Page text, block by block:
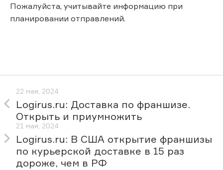
Пожалуйста, учитывайте информацию при
планировании отправлений.
22 мая, 2024
Logirus.ru: Доставка по франшизе.
Открыть и приумножить
21 мая, 2024
Logirus.ru: В США открытие франшизы
по курьерской доставке в 15 раз
дороже, чем в РФ